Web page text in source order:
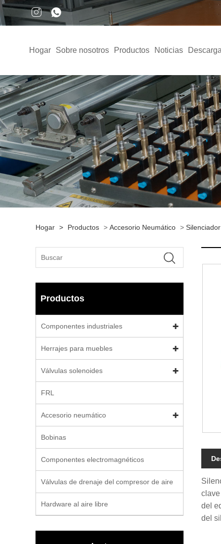
Hogar Sobre nosotros Productos Noticias
Hogar > Productos > Accesorio Neumático >
Productos
Componentes industriales
Herrajes para muebles
Válvulas solenoides
FRL
Accesorio neumático
Bobinas
Componentes electromagnéticos
Válvulas de drenaje del compresor de aire
Hardware al aire libre
del
del